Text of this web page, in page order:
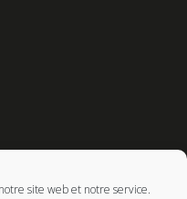
site web et notre service.